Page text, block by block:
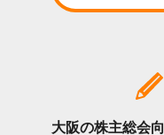
大阪の株主総会